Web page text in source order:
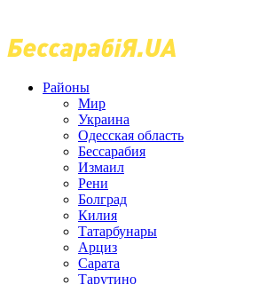
Районы
Мир
Украина
Одесская область
Бессарабия
Измаил
Рени
Болград
Килия
Татарбунары
Арциз
Сарата
Тарутино